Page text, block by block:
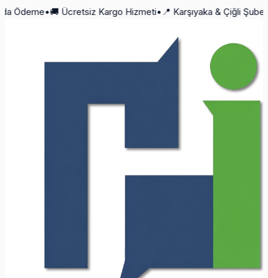
•🚚 Ücretsiz Kargo Hizmeti•📍 Karşıyaka & Çiğli Şubeleri•📱